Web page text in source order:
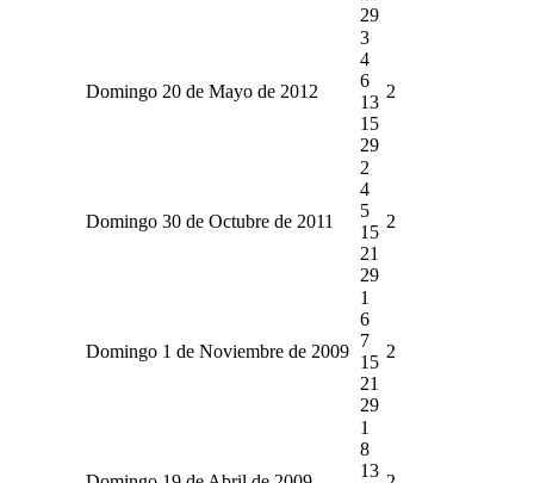
29
Domingo 20 de Mayo de 2012
3
4
6
13
15
29
2
Domingo 30 de Octubre de 2011
2
4
5
15
21
29
2
Domingo 1 de Noviembre de 2009
1
6
7
15
21
29
2
1
8
13